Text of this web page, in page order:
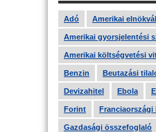
Adó Amerikai
Amerikai gyorsjelentési
Amerikai költségvetési
Benzin Beutazási
Devizahitel Ebola
Forint Franciaországi
Gazdasági összefoglaló